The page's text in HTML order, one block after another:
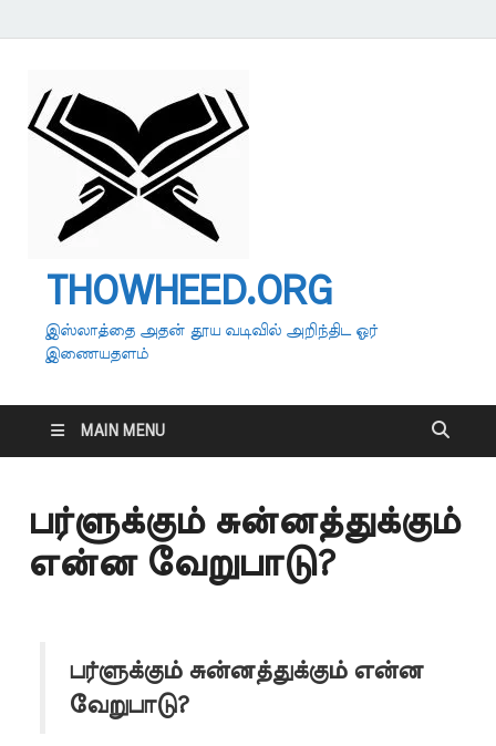
THOWHEED.ORG
இஸ்லாத்தை அதன் தூய வடிவில் அறிந்திட ஓர்
இணையதளம்
MAIN MENU
பர்ளுக்கும் சுன்னத்துக்கும்
என்ன வேறுபாடு?
பர்ளுக்கும் சுன்னத்துக்கும் என்ன
வேறுபாடு?